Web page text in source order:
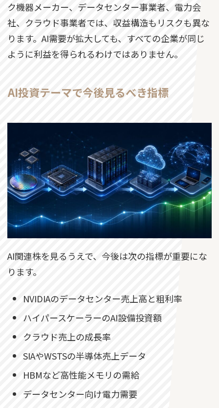
ク機器メーカー、データセンター事業者、電力会
社、クラウド事業者では、収益構造もリスクも異な
ります。AI需要が拡大しても、すべての企業が同じ
ように利益を得られるわけではありません。
AI投資テーマで今後見るべき指標
AI関連株を見るうえで、今後は次の指標が重要にな
ります。
NVIDIAのデータセンター売上高と粗利率
ハイパースケーラーのAI設備投資額
クラウド売上の成長率
SIAやWSTSの半導体売上データ
HBMなど高性能メモリの需給
データセンター向け電力需要